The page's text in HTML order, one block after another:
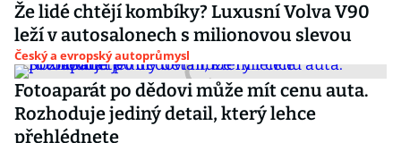
Že lidé chtějí kombíky? Luxusní Volva V90
leží v autosalonech s milionovou slevou
Český a evropský autoprůmysl
Fotoaparát po dědovi může mít cenu auta.
Rozhoduje jediný detail, který lehce
přehlédnete